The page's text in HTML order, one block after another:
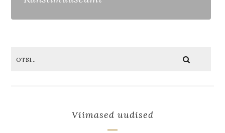
Viimased uudised